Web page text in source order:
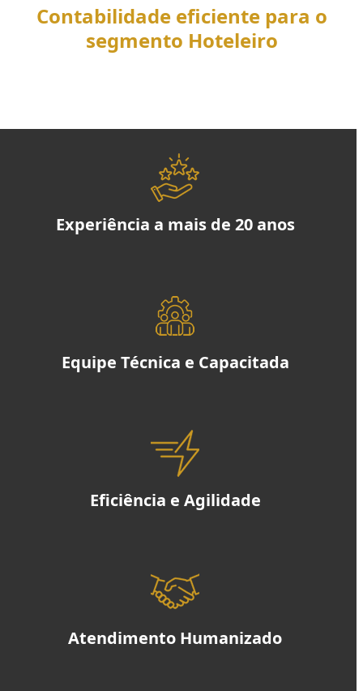
Contabilidade eficiente para o
segmento Hoteleiro
Experiência a mais de 20 anos
Equipe Técnica e Capacitada
Eficiência e Agilidade
Atendimento Humanizado